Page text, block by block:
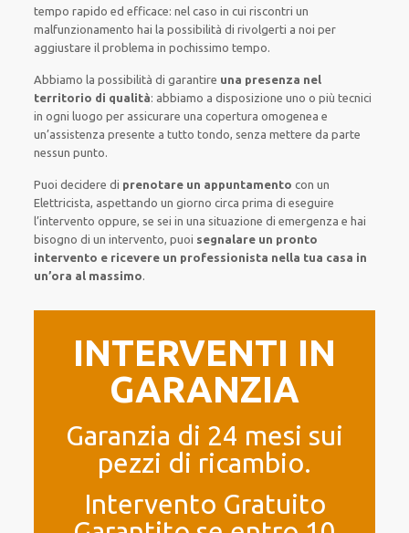
tempo rapido ed efficace: nel caso in cuiriscontriun
malfunzionamento hai la possibilità di rivolgerti a noi per
aggiustare ilproblema in pochissimo tempo.
Abbiamo la possibilità di garantire una presenza nel
territorio di qualità: abbiamo a disposizione uno o piùtecnici
in ogni luogo per assicurare una coperturaomogenea e
un’assistenza presente atutto tondo, senzamettere da parte
nessun punto.
Puoi decidere di prenotare un appuntamento con un
Elettricista, aspettandoun giorno circa prima dieseguire
l’intervento oppure, se sei in una situazione di emergenza e hai
bisogno diun intervento, puoi segnalare un pronto
intervento e ricevere un professionista nella tua casa in
un’ora al massimo.
INTERVENTI IN
GARANZIA
Garanzia di 24 mesi sui
pezzi di ricambio.
Intervento Gratuito